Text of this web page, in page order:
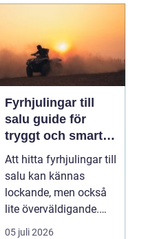
Fyrhjulingar till
salu guide för
tryggt och smart
köp
Att hitta fyrhjulingar till
salu kan kännas
lockande, men också
lite överväldigande.
Utbudet är stor...
05 juli 2026